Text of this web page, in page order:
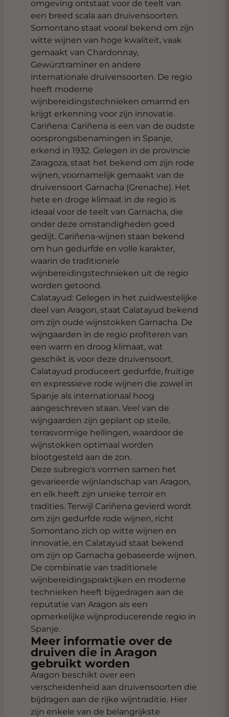
omgeving ontstaat voor de teelt van
een breed scala aan druivensoorten.
Somontano staat vooral bekend om zijn
witte wijnen van hoge kwaliteit, vaak
gemaakt van Chardonnay,
Gewürztraminer en andere
internationale druivensoorten. De regio
heeft moderne
wijnbereidingstechnieken omarmd en
krijgt erkenning voor zijn innovatie.
Cariñena: Cariñena is een van de oudste
oorsprongsbenamingen in Spanje,
erkend in 1932. Gelegen in de provincie
Zaragoza, staat het bekend om zijn rode
wijnen, voornamelijk gemaakt van de
druivensoort Garnacha (Grenache). Het
hete en droge klimaat in de regio is
ideaal voor de teelt van Garnacha, die
onder deze omstandigheden goed
gedijt. Cariñena-wijnen staan bekend
om hun gedurfde en volle karakter,
waarin de traditionele
wijnbereidingstechnieken uit de regio
worden getoond.
Calatayud: Gelegen in het zuidwestelijke
deel van Aragon, staat Calatayud bekend
om zijn oude wijnstokken Garnacha. De
wijngaarden in de regio profiteren van
een warm en droog klimaat, wat
geschikt is voor deze druivensoort.
Calatayud produceert gedurfde, fruitige
en expressieve rode wijnen die zowel in
Spanje als internationaal hoog
aangeschreven staan. Veel van de
wijngaarden zijn geplant op steile,
terrasvormige hellingen, waardoor de
wijnstokken optimaal worden
blootgesteld aan de zon.
Deze subregio's vormen samen het
gevarieerde wijnlandschap van Aragon,
en elk heeft zijn unieke terroir en
tradities. Terwijl Cariñena gevierd wordt
om zijn gedurfde rode wijnen, richt
Somontano zich op witte wijnen en
innovatie, en Calatayud staat bekend
om zijn op Garnacha gebaseerde wijnen.
De combinatie van traditionele
wijnbereidingspraktijken en moderne
technieken heeft bijgedragen aan de
reputatie van Aragon als een
opmerkelijke wijnproducerende regio in
Spanje.
Meer informatie over de
druiven die in Aragon
gebruikt worden
Aragon beschikt over een
verscheidenheid aan druivensoorten die
bijdragen aan de rijke wijntraditie. Hier
zijn enkele van de belangrijkste